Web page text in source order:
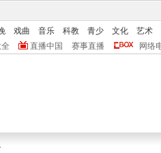
戏曲 音乐 科教 青少 文化
艺术
直播中国 赛事直播 网络